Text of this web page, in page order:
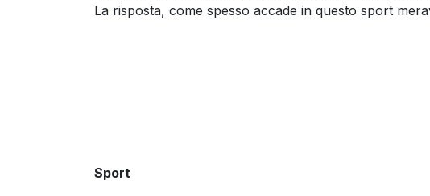
La risposta, come spesso accade in questo sport
Sport